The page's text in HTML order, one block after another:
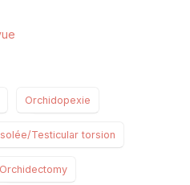
Orchidopexie
Testicular torsion
Orchidectomy